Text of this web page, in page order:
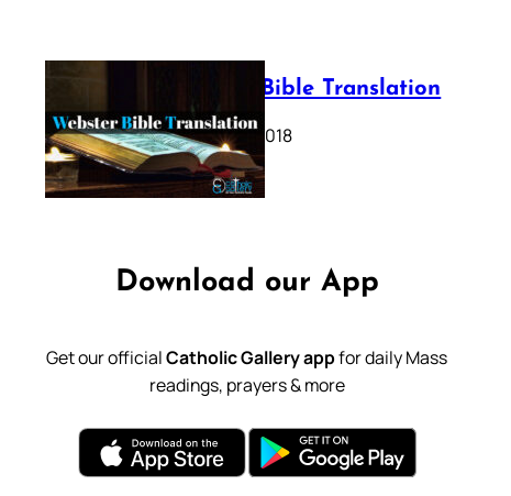
Webster Bible Translation
October 11, 2018
Download our App
Get our officialCatholic Gallery appfor daily Mass
readings, prayers & more